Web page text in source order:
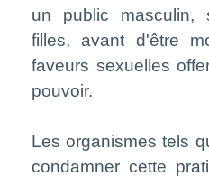
un public masculin,
filles, avant d'être
faveurs sexuelles
pouvoir.
Les organismes tels
condamner cette